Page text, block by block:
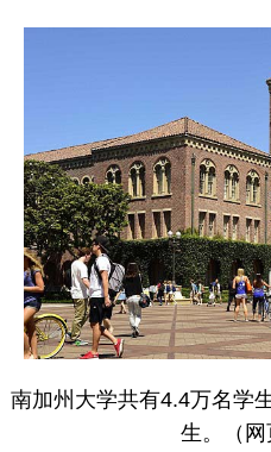
南加州大学共有4.4万名学
生。（网